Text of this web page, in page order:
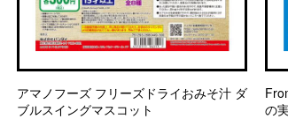
アマノフーズ フリーズドライおみそ汁 ダ
ブルスイングマスコット
の